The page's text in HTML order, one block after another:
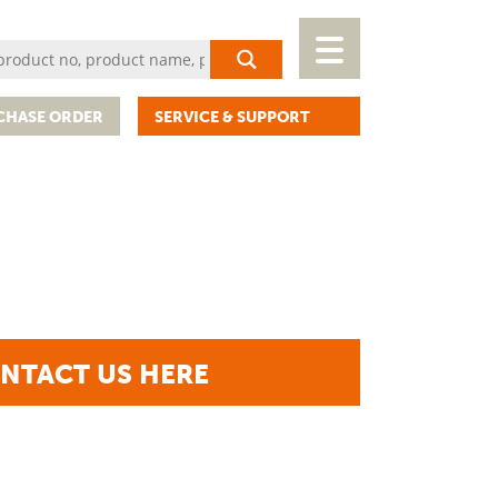
ORDER SERVICE & SUPPORT
US HERE